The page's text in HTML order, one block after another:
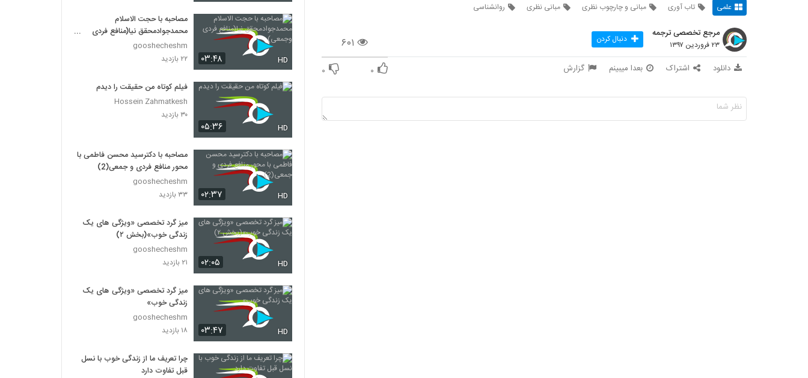
علمی تاب آوری مبانی و چارچوب نظری مبانی نظری روانشناسی
۶۰۱
مرجع تخصصی ترجمه
۲۳ فروردین ۱۳۹۷ دنبال کردن
دانلود اشتراک بعدا میبینم گزارش ۰ ۰
۰۳:۴۸ HD
مصاحبه با حجت الاسلام
محمدجوادمحقق نیا(منافع فردی
وجمعی)
gooshecheshm
۲۲ بازدید
۰۵:۳۶ HD
فیلم کوتاه من حقیقت را دیدم
Hossein Zahmatkesh
۳۰ بازدید
۰۲:۳۷ HD
مصاحبه با دکترسید محسن فاطمی با
محور منافع فردی و جمعی(2)
gooshecheshm
۳۳ بازدید
۰۲:۰۵ HD
میز گرد تخصصی «ویژگی های یک
زندگی خوب»(بخش ۲)
gooshecheshm
۲۱ بازدید
۰۳:۴۷ HD
میز گرد تخصصی «ویژگی های یک
زندگی خوب»
gooshecheshm
۱۸ بازدید
چرا تعریف ما از زندگی خوب با نسل
قبل تفاوت دارد